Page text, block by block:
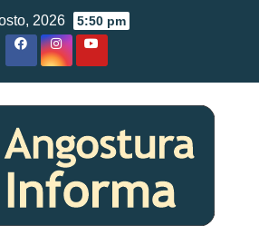
2026 5:50 pm